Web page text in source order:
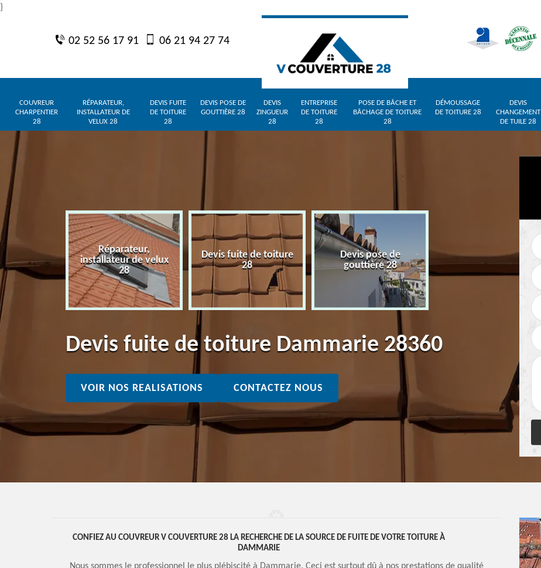
}
02 52 56 17 91 06 21 94 27 74
COUVREUR
CHARPENTIER
28
RÉPARATEUR,
INSTALLATEUR DE
VELUX 28
DEVIS FUITE
DE TOITURE
28
DEVIS POSE DE
GOUTTIÈRE 28
DEVIS
ZINGUEUR
28
ENTREPRISE
DE TOITURE
28
POSE DE BÂCHE ET
BÂCHAGE DE TOITURE
28
DÉMOUSSAGE
DE TOITURE 28
DEVIS
CHANGEMENT
DE TUILE 28
Réparateur,
installateur de velux
28
Devis fuite de toiture
28
Devis pose de
gouttière 28
Devis zingueur 28
Devis fuite de toiture Dammarie 28360
VOIR NOS REALISATIONS CONTACTEZ NOUS
CONFIEZ AU COUVREUR V COUVERTURE 28 LA RECHERCHE DE LA SOURCE DE FUITE DE VOTRE TOITURE À
DAMMARIE